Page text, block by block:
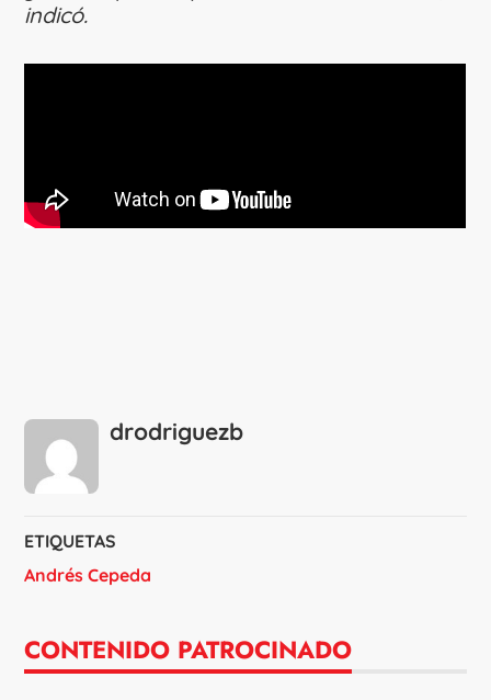
indicó.
drodriguezb
ETIQUETAS
Andrés Cepeda
CONTENIDO PATROCINADO